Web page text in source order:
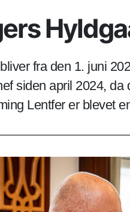
fra den 1. juni
siden april 2024,
Lentfer er blevet